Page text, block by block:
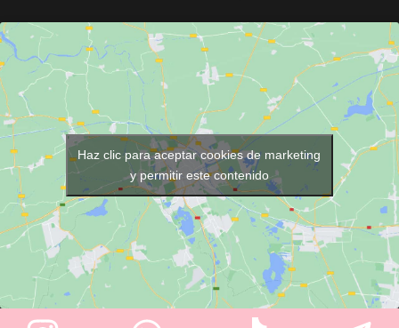
porcelana profunda basculante
y encimera de aluminio,
garantizando confort para el
cliente y facilidad de trabajo
para el profesional. Fabricado
en España y personalizable con
opciones como kit relax y
grifería antidrop.
altura para sujeción firme.
Permite movimientos realistas
en todas direcciones. Perfecto
para practicar peinados y
técnicas de peluquería.
Haz clic para aceptar cookies de marketing
y permitir este contenido